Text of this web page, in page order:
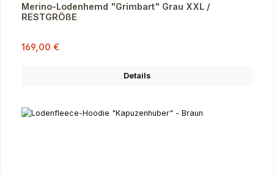
Merino-Lodenhemd "Grimbart" Grau XXL /
RESTGRÖßE
Verkaufspreis:
169,00 €
Details